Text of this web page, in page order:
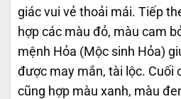
giác vui vẻ thoải mái. Tiếp
hợp các màu đỏ, màu cam
mệnh Hỏa (Mộc sinh Hỏa)
được may mắn, tài lộc. Cuối
cũng hợp màu xanh, màu